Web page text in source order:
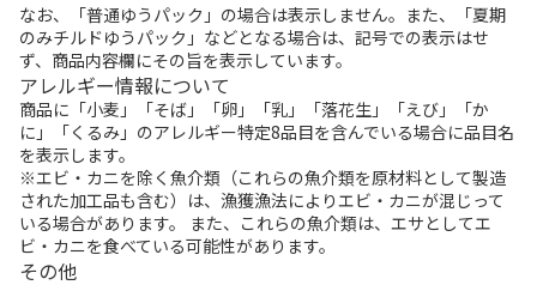
なお、「普通ゆうパック」の場合は表示しません。また、「夏期
のみチルドゆうパック」などとなる場合は、記号での表示はせ
ず、商品内容欄にその旨を表示しています。
アレルギー情報について
商品に「小麦」「そば」「卵」「乳」「落花生」「えび」「か
に」「くるみ」のアレルギー特定8品目を含んでいる場合に品目名
を表示します。
※エビ・カニを除く魚介類（これらの魚介類を原材料として製造
された加工品も含む）は、漁獲漁法によりエビ・カニが混じって
いる場合があります。 また、これらの魚介類は、エサとしてエ
ビ・カニを食べている可能性があります。
その他